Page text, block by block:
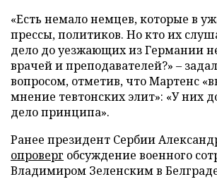
«Есть немало немцев, которые в
прессы, политиков. Но кто их
дело до уезжающих из Германии
врачей и преподавателей?» –
вопросом, отметив, что Мартенс
мнение тевтонских элит»: «У них
дело принципа».
Ранее президент Сербии
опроверг обсуждение военного
Владимиром Зеленским в